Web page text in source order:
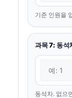
기준 인원을
과목 7: 동석
동석차. 없으